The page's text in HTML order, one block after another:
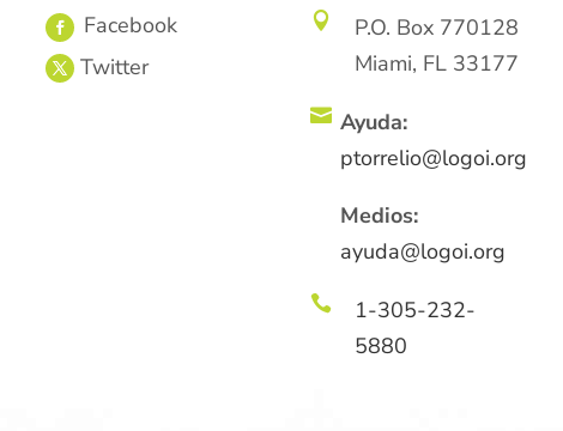

P.O. Box 770128
Miami, FL 33177
 Ayuda:
ptorrelio@logoi.org
Medios:
ayuda@logoi.org

1-305-232-
5880